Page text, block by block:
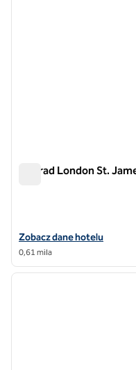
Conrad London St.
Zobacz szczegóły hotelu
Zobacz dane hotelu
0,61 mila
1 z 12